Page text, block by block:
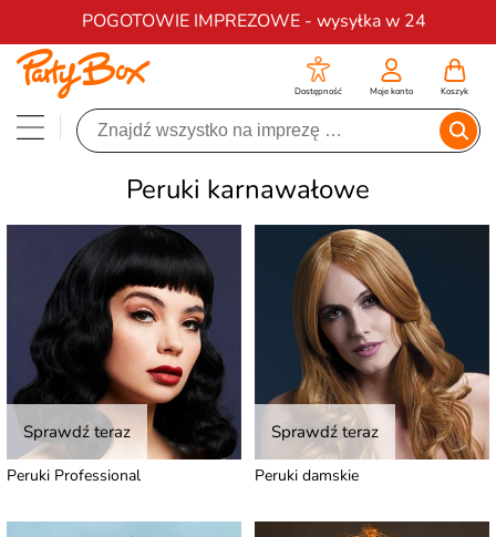
POGOTOWIE IMPREZOWE - wysyłka w 24
Darmowa dostawa na zamówienia od 200 zł
Dostępność Moje konto Koszyk
Peruki karnawałowe
Sprawdź teraz
Peruki Professional
Sprawdź teraz
Peruki damskie